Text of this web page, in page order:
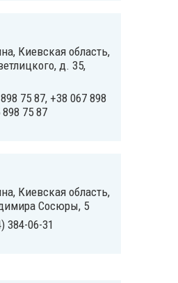
Киевская область,
д. 35,
75 87, +38 067 898
75 87
Киевская область,
Сосюры, 5
384-06-31